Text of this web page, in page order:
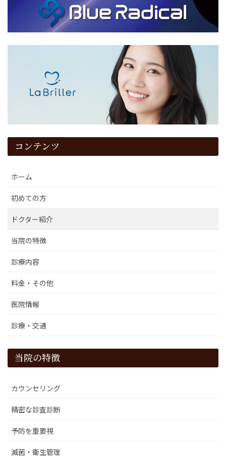
コンテンツ
ホーム
初めての方
ドクター紹介
当院の特徴
診療内容
料金・その他
医院情報
診療・交通
当院の特徴
カウンセリング
精密な診査診断
予防を重要視
滅菌・衛生管理